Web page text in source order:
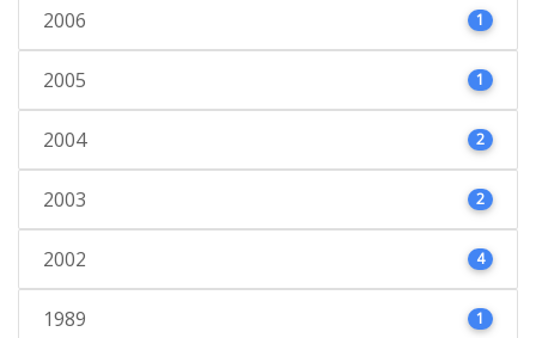
2006 1
2005 1
2004 2
2003 2
2002 4
1989 1